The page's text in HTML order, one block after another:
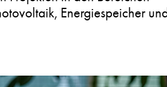
Energiespeicher